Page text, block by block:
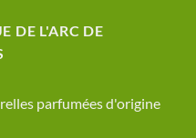
DE L'ARC DE
parfumées d'origine